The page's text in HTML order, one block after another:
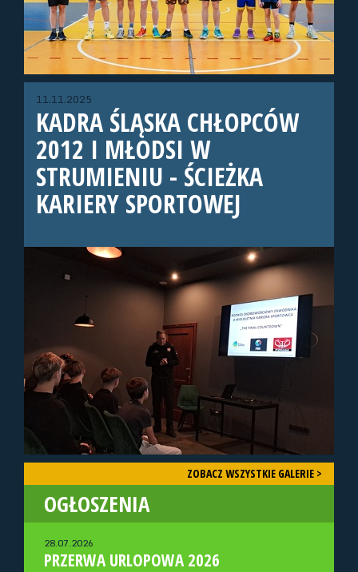
11.11.2025
KADRA ŚLĄSKA CHŁOPCÓW
2012 I MŁODSI W
STRUMIENIU - ŚCIEŻKA
KARIERY SPORTOWEJ
ZOBACZ WSZYSTKIE GALERIE >
OGŁOSZENIA
28.07.2026
PRZERWA URLOPOWA 2026